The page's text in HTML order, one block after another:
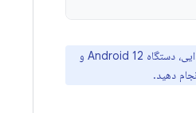
دهید.